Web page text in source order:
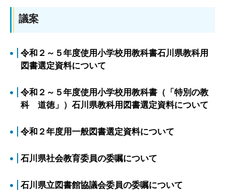
議案
令和２～５年度使用小学校用教科書石川県教科用
図書選定資料について
令和２～５年度使用小学校用教科書（「特別の教
科 道徳」）石川県教科用図書選定資料について
令和２年度用一般図書選定資料について
石川県社会教育委員の委嘱について
石川県立図書館協議会委員の委嘱について